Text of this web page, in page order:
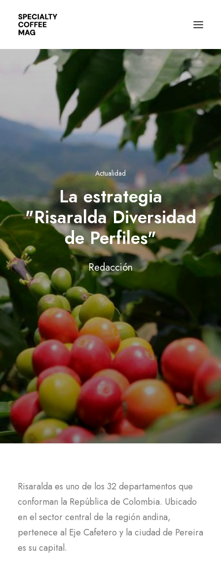
Actualidad
La estrategia
"Risaralda Diversidad
de Perfiles"
Redacción
Risaralda es uno de los 32 departamentos que
conforman la República de Colombia. Ubicado
en el sector central de la región andina,
pertenece al Eje Cafetero y la ciudad de Pereira
es su capital.